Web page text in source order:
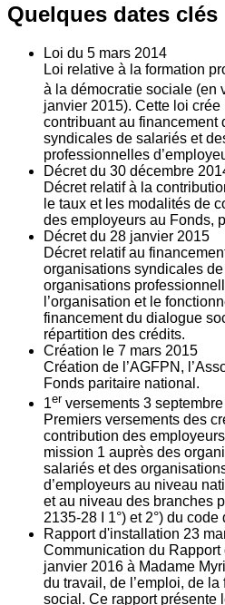
Quelques dates clés
Loi du 5 mars 2014
Loi relative à la formation
à la démocratie sociale (en
janvier 2015). Cette loi
contribuant au financement
syndicales de salariés et
professionnelles
Décret du 30 décembre
Décret relatif à la
le taux et les modalités de
des employeurs au Fonds,
Décret du 28 janvier 2015
Décret relatif au
organisations syndicales
organisations
l’organisation et le
financement du dialogue
répartition des crédits.
Création le 7 mars 2015
Création de l’AGFPN,
Fonds paritaire national.
1er versements 3
Premiers versements des
contribution des
mission 1 auprès des
salariés et des
d’employeurs au niveau
et au niveau des branches
2135‐28 I 1°) et 2°) du code
Rapport d'installation 23
Communication du Rapport
janvier 2016 à Madame
du travail, de l’emploi, de
social. Ce rapport